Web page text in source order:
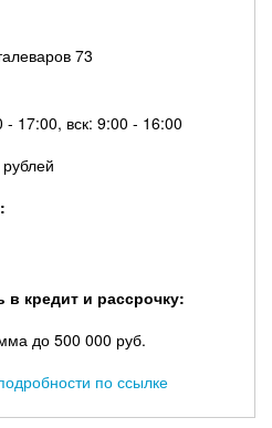
73
17:00, вск: 9:00 - 16:00
в кредит и рассрочку:
до 500 000 руб.
по ссылке